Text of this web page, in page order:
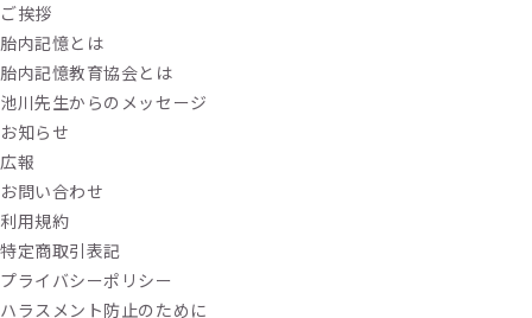
ご挨拶
胎内記憶とは
胎内記憶教育協会とは
池川先生からのメッセージ
お知らせ
広報
お問い合わせ
利用規約
特定商取引表記
プライバシーポリシー
ハラスメント防止のために